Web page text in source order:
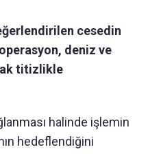
cesedin
deniz ve
titizlikle
halinde işlemin
hedeflendiğini